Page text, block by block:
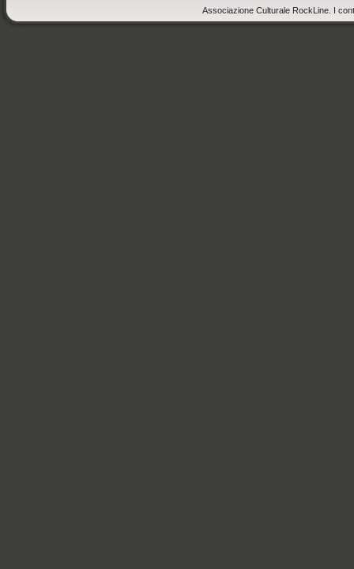
Associazione Culturale RockLine. I